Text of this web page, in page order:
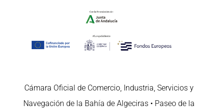
Cámara Oficial de Comercio, Industria, Servicios y
Navegación de la Bahía de Algeciras • Paseo de la